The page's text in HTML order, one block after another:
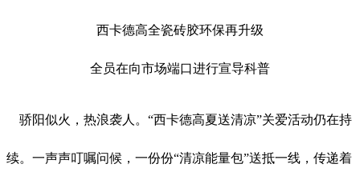
西卡德高全瓷砖胶环保再升级
全员在向市场端口进行宣导科普
骄阳似火，热浪袭人。“西卡德高夏送清凉”关爱活动仍在持
续。一声声叮嘱问候，一份份“清凉能量包”送抵一线，传递着